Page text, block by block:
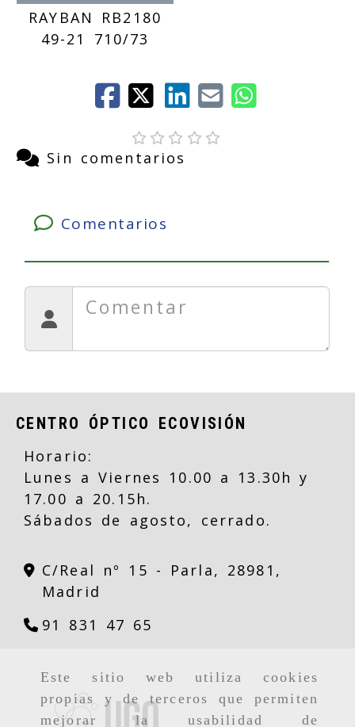
Este sitio web utiliza cookies
propias y de terceros que permiten
mejorar la usabilidad de
RAYBAN RB2180
49-21 710/73
Sin comentarios
Comentarios
CENTRO ÓPTICO ECOVISIÓN
Horario:
Lunes a Viernes 10.00 a 13.30h y
17.00 a 20.15h.
Sábados de agosto, cerrado.
C/Real nº 15 - Parla, 28981,
Madrid
91 831 47 65